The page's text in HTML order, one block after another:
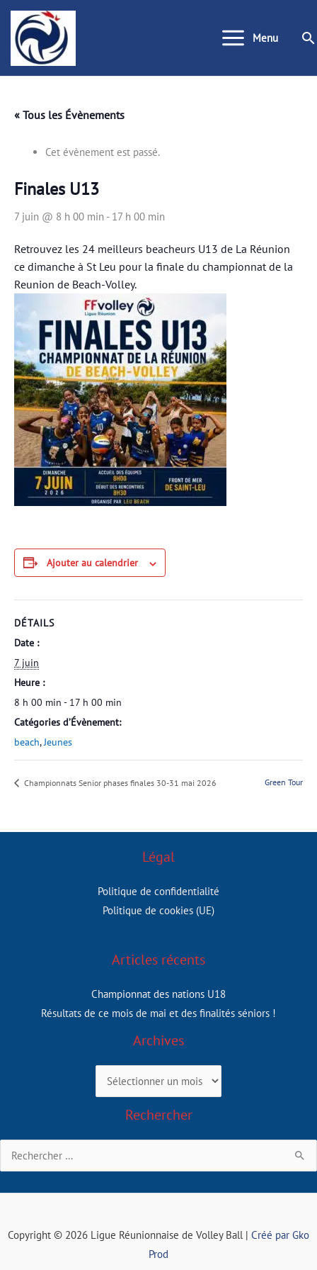
Aller
contenu
Menu
« Tous les Évènements
Cet évènement est passé.
Finales U13
7 juin @ 8 h 00 min - 17 h 00 min
Retrouvez les 24 meilleurs beacheurs U13 de La Réunion
ce dimanche à St Leu pour la finale du championnat de la
Reunion de Beach-Volley.
Ajouter au calendrier
DÉTAILS
Date :
7 juin
Heure :
8 h 00 min - 17 h 00 min
Catégories d’Évènement:
beach,Jeunes
Championnats Senior phases finales 30-31 mai 2026 Green Tour
Légal
Politique de confidentialité
Politique de cookies (UE)
Articles récents
Championnat des nations U18
Résultats de ce mois de mai et des finalités séniors !
Archives
Rechercher
Rechercher :
Copyright © 2026 Ligue Réunionnaise de Volley Ball | Créé par Gko
Prod